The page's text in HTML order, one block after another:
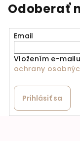
Odoberať
Email
Vložením e-
ochrany
Prihlásiť sa